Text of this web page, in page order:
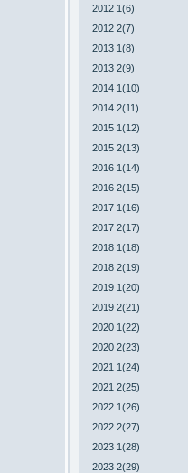
2012 1(6)
2012 2(7)
2013 1(8)
2013 2(9)
2014 1(10)
2014 2(11)
2015 1(12)
2015 2(13)
2016 1(14)
2016 2(15)
2017 1(16)
2017 2(17)
2018 1(18)
2018 2(19)
2019 1(20)
2019 2(21)
2020 1(22)
2020 2(23)
2021 1(24)
2021 2(25)
2022 1(26)
2022 2(27)
2023 1(28)
2023 2(29)